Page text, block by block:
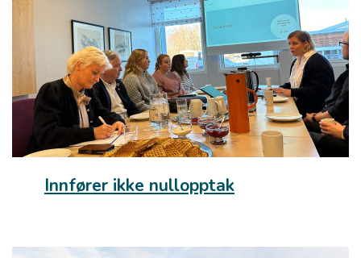
Innfører ikke nullopptak